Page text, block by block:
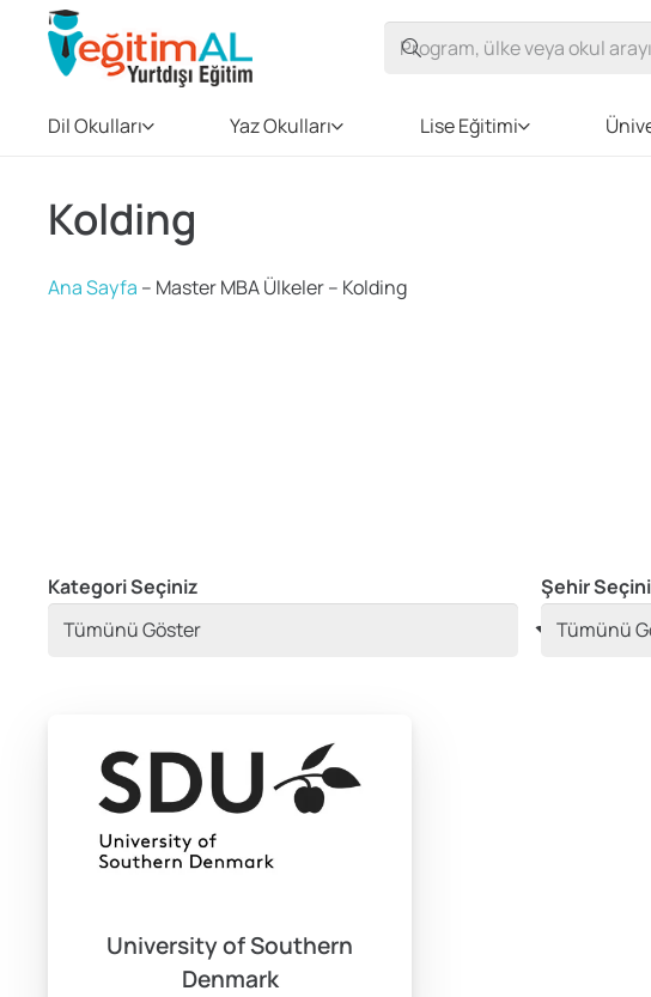
Dil Okulları Yaz Okulları Lise Eğitimi
Kolding
Ana Sayfa – Master MBA Ülkeler– Kolding
Kategori Seçiniz Şehir
University of Southern
Denmark